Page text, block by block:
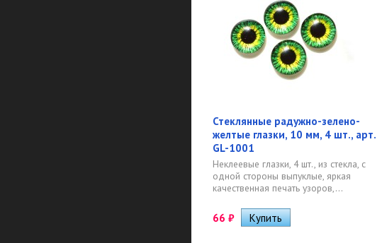
Стеклянные радужно-зелено-
желтые глазки, 10 мм, 4 шт., арт.
GL-1001
Неклеевые глазки, 4 шт., из стекла, с
одной стороны выпуклые, яркая
качественная печать узоров,...
66 ₽